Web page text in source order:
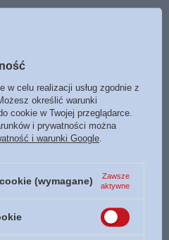
/ E-mail
się
loginu lub hasła
w celu realizacji usług zgodnie z
określić warunki
cookie w Twojej przeglądarce.
i prywatności można
i warunki Google.
(wymagane)
Zawsze
aktywne